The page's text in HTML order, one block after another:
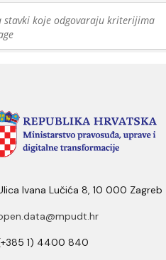
stavki koje odgovaraju kriterijima